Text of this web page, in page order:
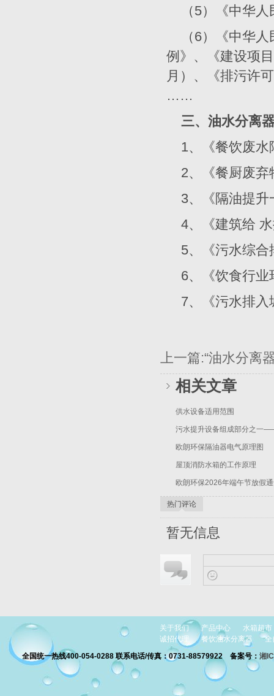
（5）
《中华
（6）
《中华
例》、《建设项
月）、《排污许
……
三、油水分离
1、《餐饮废水
2、《餐厨废弃
3、《隔油提升
4、《建筑给
5、《污水综合
6、《饮食行业
7、《污水排入
上一篇:“油水分离
相关文章
供水设备适用范围
污水提升设备组成部分之一
欧朗环保隔油器电气原理图
屋顶消防水箱的工作原理
欧朗环保2026年端午节放假
热门评论
暂无信息
关于我们 产品中心
水箱超市
诚招代理
餐饮油水分离器
全
全国统一热线400-054-0288 联系电话/传真：0731-88579922
备案号： 湘